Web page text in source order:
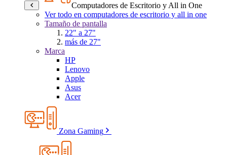
Computadores de Escritorio y All in One
Ver todo en computadores de escritorio y all in one
Tamaño de pantalla
22" a 27"
más de 27"
Marca
HP
Lenovo
Apple
Asus
Acer
Zona Gaming